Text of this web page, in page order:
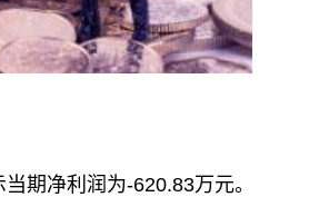
期净利润为-620.83万元。